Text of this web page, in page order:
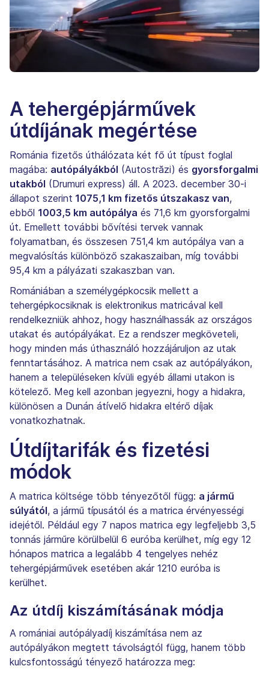
A tehergépjárművek
útdíjának megértése
Románia fizetős úthálózata két fő út típust foglal
magába: autópályákból (Autostrăzi) és gyorsforgalmi
utakból (Drumuri express) áll. A 2023. december 30-i
állapot szerint 1075,1 km fizetős útszakasz van,
ebből 1003,5 km autópálya és 71,6 km gyorsforgalmi
út. Emellett további bővítési tervek vannak
folyamatban, és összesen 751,4 km autópálya van a
megvalósítás különböző szakaszaiban, míg további
95,4 km a pályázati szakaszban van.
Romániában a személygépkocsik mellett a
tehergépkocsiknak is elektronikus matricával kell
rendelkezniük ahhoz, hogy használhassák az országos
utakat és autópályákat. Ez a rendszer megköveteli,
hogy minden más úthasználó hozzájáruljon az utak
fenntartásához. A matrica nem csak az autópályákon,
hanem a településeken kívüli egyéb állami utakon is
kötelező. Meg kell azonban jegyezni, hogy a hidakra,
különösen a Dunán átívelő hidakra eltérő díjak
vonatkozhatnak.
Útdíjtarifák és fizetési
módok
A matrica költsége több tényezőtől függ: a jármű
súlyától, a jármű típusától és a matrica érvényességi
idejétől. Például egy 7 napos matrica egy legfeljebb 3,5
tonnás járműre körülbelül 6 euróba kerülhet, míg egy 12
hónapos matrica a legalább 4 tengelyes nehéz
tehergépjárművek esetében akár 1210 euróba is
kerülhet.
Az útdíj kiszámításának módja
A romániai autópályadíj kiszámítása nem az
autópályákon megtett távolságtól függ, hanem több
kulcsfontosságú tényező határozza meg: